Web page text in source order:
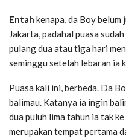
Entah kenapa, da Boy belum
Jakarta, padahal puasa
pulang dua atau tiga hari
seminggu setelah lebaran ia
Puasa kali ini, berbeda. Da
balimau. Katanya ia ingin
dua puluh lima tahun ia tak
merupakan tempat pertama